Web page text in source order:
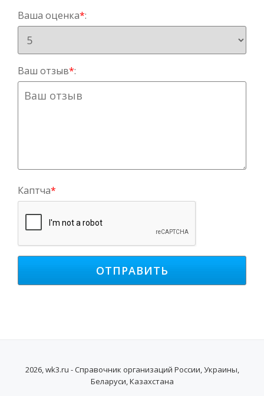
Ваша оценка*:
Ваш отзыв*:
Каптча*
2026, wk3.ru - Справочник организаций России, Украины,
Беларуси, Казахстана